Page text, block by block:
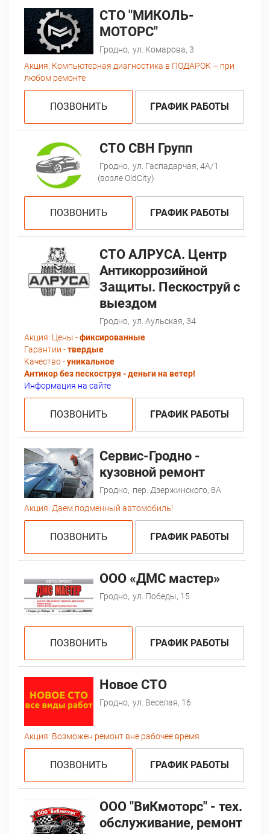
СТО "МИКОЛЬ-
МОТОРС"
Гродно, ул. Комарова, 3
Акция: Компьютерная диагностика в ПОДАРОК – при
любом ремонте
ПОЗВОНИТЬ ГРАФИК РАБОТЫ
CTO СВН Групп
Гродно, ул. Гаспадарчая, 4А/1
(возле OldCity)
ПОЗВОНИТЬ ГРАФИК РАБОТЫ
СТО АЛРУСА. Центр
Антикоррозийной
Защиты. Пескоструй с
выездом
Гродно, ул. Аульская, 34
Акция: Цены -фиксированные
Гарантии -твердые
Качество -уникальное
Антикор без пескоструя - деньги на ветер!
Информация на сайте
ПОЗВОНИТЬ ГРАФИК РАБОТЫ
Сервис-Гродно -
кузовной ремонт
Гродно, пер. Дзержинского, 8А
Акция: Даем подменный автомобиль!
ПОЗВОНИТЬ ГРАФИК РАБОТЫ
ООО «ДМС мастер»
Гродно, ул. Победы, 15
ПОЗВОНИТЬ ГРАФИК РАБОТЫ
Новое СТО
Гродно, ул. Веселая, 16
Акция: Возможен ремонт вне рабочее время
ПОЗВОНИТЬ ГРАФИК РАБОТЫ
ООО "ВиКмоторс" - тех.
обслуживание, ремонт